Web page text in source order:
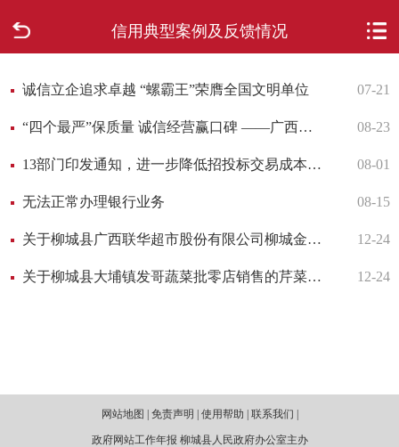
信用典型案例及反馈情况
走进柳城
新闻中心
网上办事
互动回应
诚信立企追求卓越 “螺霸王”荣膺全国文明单位 07-21
“四个最严”保质量 诚信经营赢口碑 ——广西柳工集团食品投资有限公司“诚信兴商”典型事例 08-23
13部门印发通知，进一步降低招投标交易成本——支持中小微企业参与市场竞争 08-01
无法正常办理银行业务 08-15
关于柳城县广西联华超市股份有限公司柳城金时代店销售的香蕉抽检不合格核查处置情况的报告 12-24
关于柳城县大埔镇发哥蔬菜批零店销售的芹菜 抽检不合格核查处置情况的报告 12-24
网站地图 | 免责声明 | 使用帮助 | 联系我们 |
政府网站工作年报 柳城县人民政府办公室主办